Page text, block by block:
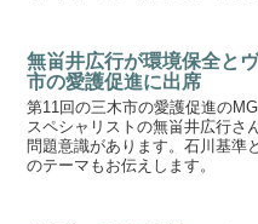
無畄井広行が環境保全と
市の愛護促進に出席
第11回の三木市の愛護促進の
スペシャリストの無畄井広行さ
問題意識があります。石川基準
のテーマもお伝えします。